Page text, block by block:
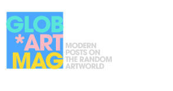
al
contenuto